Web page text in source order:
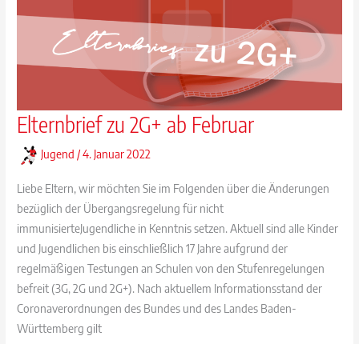
Elternbrief zu 2G+ ab Februar
Jugend /4. Januar 2022
Liebe Eltern, wir möchten Sie im Folgenden über die Änderungen
bezüglich der Übergangsregelung für nicht
immunisierteJugendliche in Kenntnis setzen. Aktuell sind alle Kinder
und Jugendlichen bis einschließlich 17 Jahre aufgrund der
regelmäßigen Testungen an Schulen von den Stufenregelungen
befreit (3G, 2G und 2G+). Nach aktuellem Informationsstand der
Coronaverordnungen des Bundes und des Landes Baden-
Württemberg gilt